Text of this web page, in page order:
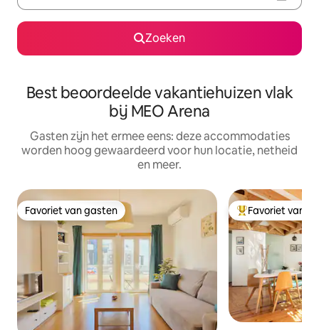
Zoeken
Best beoordeelde vakantiehuizen vlak
bij MEO Arena
Gasten zijn het ermee eens: deze accommodaties
worden hoog gewaardeerd voor hun locatie, netheid
en meer.
Favoriet van gasten
Favoriet van gasten Topfavoriet van
Favoriet van